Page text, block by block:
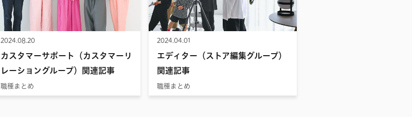
2024.08.20
カスタマーサポート（カスタマーリ
レーショングループ）関連記事
職種まとめ
2024.04.01
エディター（ストア編集グループ）
関連記事
職種まとめ